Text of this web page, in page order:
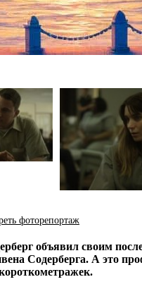
фоторепортаж
объявил своим
Содерберга. А это